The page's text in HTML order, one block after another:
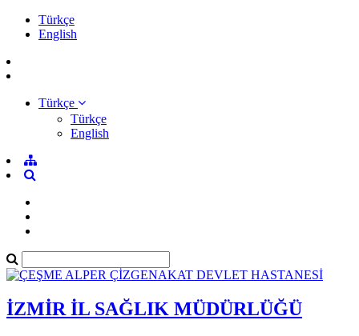
Türkçe
English
Türkçe
Türkçe
English
İZMİR İL SAĞLIK MÜDÜRLÜĞÜ